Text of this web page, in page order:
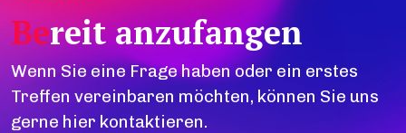
Bereit anzufangen
Wenn Sie eine Frage haben oder ein erstes
Treffen vereinbaren möchten, können Sie uns
gerne hier kontaktieren.